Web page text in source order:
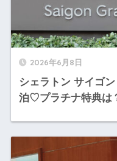
2026年6月8日
シェラトン サイゴ
泊♡プラチナ特典は